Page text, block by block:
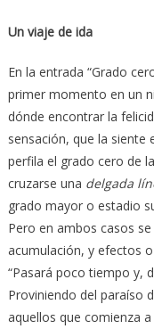
Un viaje de ida
En la entrada “Grado
primer momento en un
dónde encontrar la
sensación, que la siente
perfila el grado cero de
cruzarse una delgada
grado mayor o estadio
Pero en ambos casos
acumulación, y efectos
“Pasará poco tiempo y,
Proviniendo del paraíso
aquellos que comienza